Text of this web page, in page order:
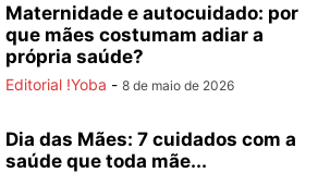
Maternidade e autocuidado: por
que mães costumam adiar a
própria saúde?
Editorial !Yoba - 8 de maio de 2026
Dia das Mães: 7 cuidados com a
saúde que toda mãe...